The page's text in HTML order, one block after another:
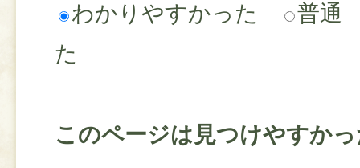
わかりやすかった
普通
た
このページは見つけやすか